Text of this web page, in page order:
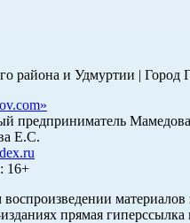
района и Удмуртии | Город
»
предприниматель
Е.С.
16+
материалов
прямая